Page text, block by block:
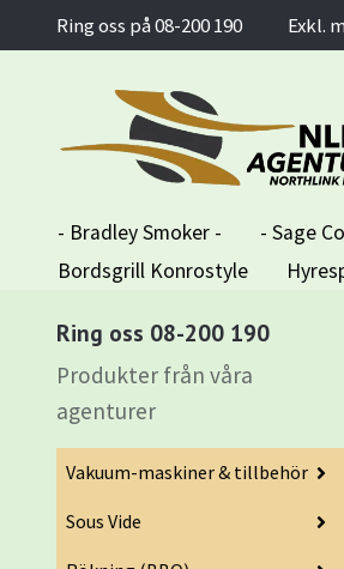
Ring oss på 08-200 190 Exkl.
- Bradley Smoker - - Sage
Bordsgrill Konrostyle
Ring oss 08-200 190
Produkter från våra
agenturer
Vakuum-maskiner & tillbehör
Sous Vide